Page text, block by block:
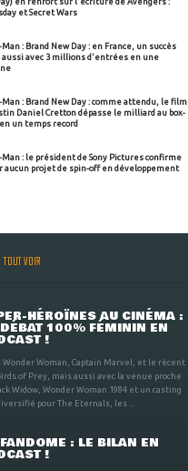
et Secret Wars
Man : Brand New Day : en France, un succès
aussi avec 3 millions d'entrées en une
Man : Brand New Day : comme attendu, le film
Daniel Cretton dépasse le milliard au box-
un temps record
Man : le président de Sony Pictures confirme
aucun projet de spin-off en développement
TOUT VOIR
HÉROÏNES AU CINÉMA :
100% FÉMININ EN
!
Wonder Woman, Captain Marvel, et le récent
of Prey, mais aussi avec la venue proche
Widow, Wonder Woman 1984 et un casting
pour The Eternals, les ...
: LE BILAN EN
!